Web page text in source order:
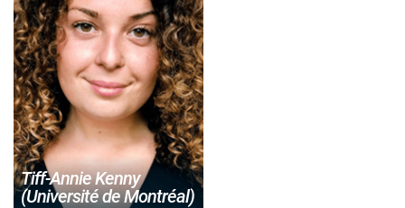
Tiff-Annie Kenny
(Université de Montréal)